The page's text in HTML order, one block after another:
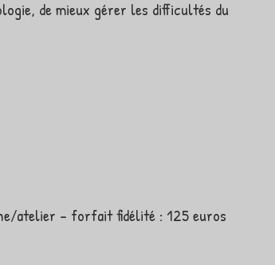
de mieux gérer les difficultés du
atelier - forfait fidélité : 125 euros